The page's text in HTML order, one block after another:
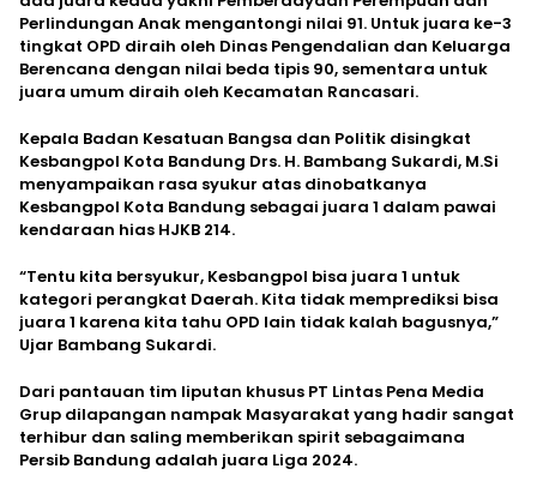
Perlindungan Anak mengantongi nilai 91. Untuk juara ke-3
tingkat OPD diraih oleh Dinas Pengendalian dan Keluarga
Berencana dengan nilai beda tipis 90, sementara untuk
juara umum diraih oleh Kecamatan Rancasari.
Kepala Badan Kesatuan Bangsa dan Politik disingkat
Kesbangpol Kota Bandung Drs. H. Bambang Sukardi, M.Si
menyampaikan rasa syukur atas dinobatkanya
Kesbangpol Kota Bandung sebagai juara 1 dalam pawai
kendaraan hias HJKB 214.
“Tentu kita bersyukur, Kesbangpol bisa juara 1 untuk
kategori perangkat Daerah. Kita tidak memprediksi bisa
juara 1 karena kita tahu OPD lain tidak kalah bagusnya,”
Ujar Bambang Sukardi.
Dari pantauan tim liputan khusus PT Lintas Pena Media
Grup dilapangan nampak Masyarakat yang hadir sangat
terhibur dan saling memberikan spirit sebagaimana
Persib Bandung adalah juara Liga 2024.